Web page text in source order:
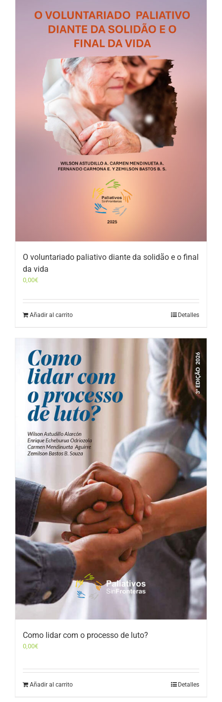
O voluntariado paliativo diante da solidão e o final
da vida
0,00€
Añadir al carrito Detalles
Como lidar com o processo de luto?
0,00€
Añadir al carrito Detalles